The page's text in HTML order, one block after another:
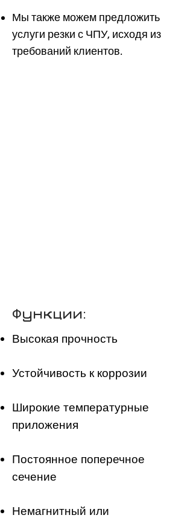
Мы также можем предложить
услуги резки с ЧПУ, исходя из
требований клиентов.
Функции:
Высокая прочность
Устойчивость к коррозии
Широкие температурные
приложения
Постоянное поперечное
сечение
Немагнитный или